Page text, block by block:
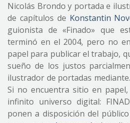
Nicolás Brondo y portada e
de capítulos de Konstantin
guionista de «Finado» que
terminó en el 2004, pero no
papel para publicar el trabajo,
sueño de los justos
ilustrador de portadas
Si no encuentra sitio en
infinito universo digital:
ponen a disposición del